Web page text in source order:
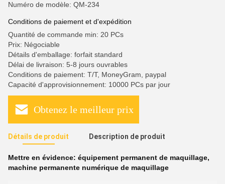
Numéro de modèle: QM-234
Conditions de paiement et d'expédition
Quantité de commande min: 20 PCs
Prix: Négociable
Détails d'emballage: forfait standard
Délai de livraison: 5-8 jours ouvrables
Conditions de paiement: T/T, MoneyGram, paypal
Capacité d'approvisionnement: 10000 PCs par jour
Obtenez le meilleur prix
Détails de produit Description de produit
Mettre en évidence: équipement permanent de maquillage,
machine permanente numérique de maquillage